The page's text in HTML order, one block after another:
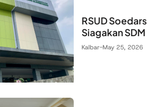
RSUD
Siagakan
Kalbar-May 25, 2026